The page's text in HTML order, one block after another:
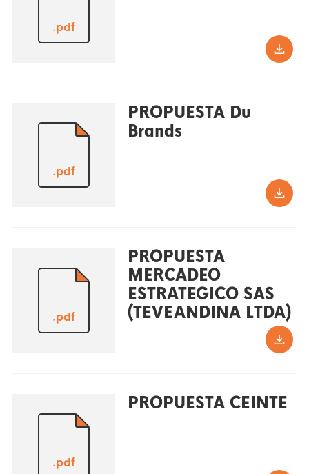
.pdf
.pdf
PROPUESTA Du
Brands
.pdf
PROPUESTA
MERCADEO
ESTRATEGICO SAS
(TEVEANDINA LTDA)
.pdf
PROPUESTA CEINTE